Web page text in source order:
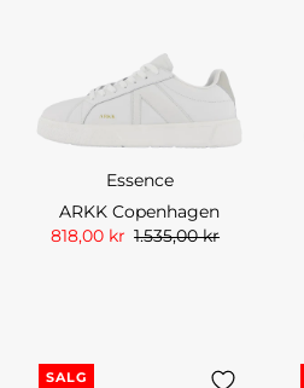
Essence
ARKK Copenhagen
818,00 kr 1.535,00 kr
SALG